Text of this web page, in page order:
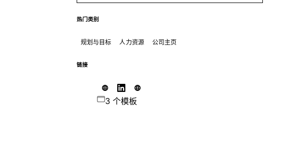
热门类别
规划与目标 人力资源 公司主页
链接
3 个模板